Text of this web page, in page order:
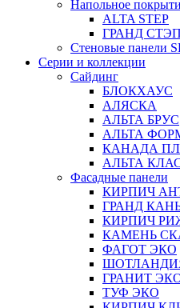
Напольное
ALTA STEP
ГРАНД СТЭП
Стеновые панели
Серии и коллекции
Сайдинг
БЛОКХАУС
АЛЯСКА
АЛЬТА БРУС
АЛЬТА
КАНАДА
АЛЬТА
Фасадные панели
КИРПИЧ
ГРАНД
КИРПИЧ
КАМЕНЬ
ФАГОТ ЭКО
ГРАНИТ
ТУФ ЭКО